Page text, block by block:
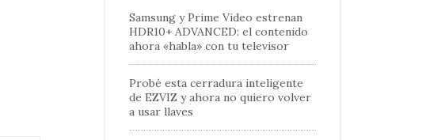
Samsung y Prime Video estrenan
HDR10+ ADVANCED: el contenido
ahora «habla» con tu televisor
Probé esta cerradura inteligente
de EZVIZ y ahora no quiero volver
a usar llaves